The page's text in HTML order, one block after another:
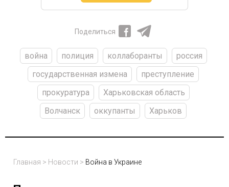
Поделиться
война полиция коллаборанты
россия
государственная измена
преступление
прокуратура
Харьковская область
Волчанск
оккупанты Харьков
Главная > Новости > Война в Украине